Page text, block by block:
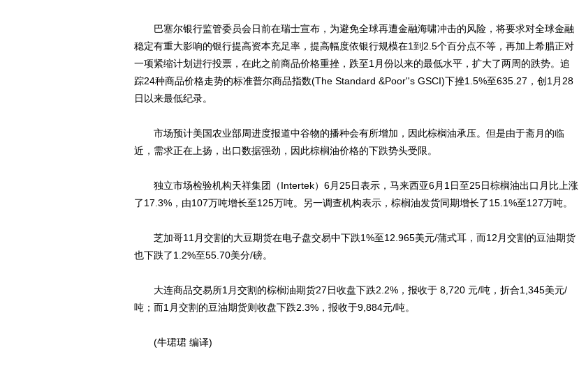
巴塞尔银行监管委员会日前在瑞士宣布，为避免全球再遭金融海啸冲击的风险，将要求对全球金融
稳定有重大影响的银行提高资本充足率，提高幅度依银行规模在1到2.5个百分点不等，再加上希腊正对
一项紧缩计划进行投票，在此之前商品价格重挫，跌至1月份以来的最低水平，扩大了两周的跌势。追
踪24种商品价格走势的标准普尔商品指数(The Standard &Poor''s GSCI)下挫1.5%至635.27，创1月28
日以来最低纪录。
市场预计美国农业部周进度报道中谷物的播种会有所增加，因此棕榈油承压。但是由于斋月的临
近，需求正在上扬，出口数据强劲，因此棕榈油价格的下跌势头受限。
独立市场检验机构天祥集团（Intertek）6月25日表示，马来西亚6月1日至25日棕榈油出口月比上涨
了17.3%，由107万吨增长至125万吨。另一调查机构表示，棕榈油发货同期增长了15.1%至127万吨。
芝加哥11月交割的大豆期货在电子盘交易中下跌1%至12.965美元/蒲式耳，而12月交割的豆油期货
也下跌了1.2%至55.70美分/磅。
大连商品交易所1月交割的棕榈油期货27日收盘下跌2.2%，报收于 8,720 元/吨，折合1,345美元/
吨；而1月交割的豆油期货则收盘下跌2.3%，报收于9,884元/吨。
(牛珺珺 编译)